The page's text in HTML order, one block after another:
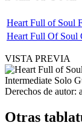
Heart Full of Soul
Heart Full Of Soul
VISTA PREVIA
Derechos de autor:
Otras